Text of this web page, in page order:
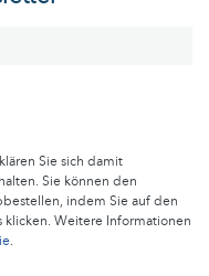
Sie sich damit
Sie können den
indem Sie auf den
Weitere Informationen
.